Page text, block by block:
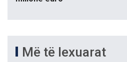
Më të lexuarat